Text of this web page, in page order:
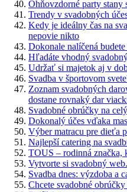
Ohňovzdorné party stany
Trendy v svadobných
Kedy je ideálny čas na
nepovie nikto
Dokonale nalíčená
Hľadáte vhodný
Udržať si majetok aj v
Svadba v športovom
Zoznam svadobných
dostane rovnaký dar
Svadobné obrúčky na
Dokonalý účes vďaka
Výber matracu pre dieťa
Najlepší catering na
TOUS – rodinná značka,
Vytvorte si svadobný
Svadba dnes: výzdoba a
Chcete svadobné